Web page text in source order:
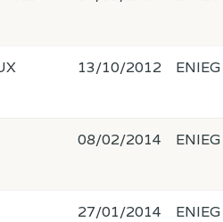
13/10/2012 ENIEG
08/02/2014 ENIEG
27/01/2014 ENIEG